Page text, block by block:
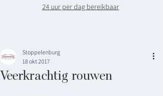
24 uur per dag bereikbaar
Veerkrachtig rouwen
Stoppelenburg
18 okt 2017